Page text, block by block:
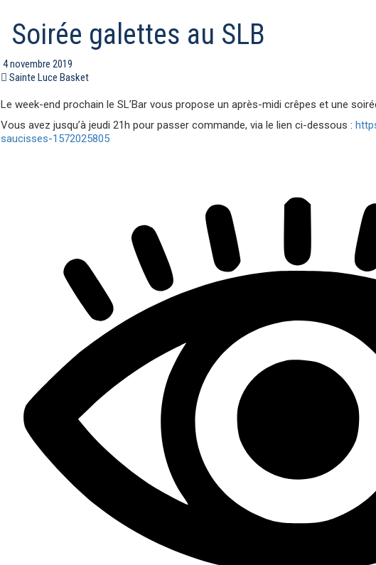
Soirée galettes au SLB
4 novembre 2019
Sainte Luce Basket
Le week-end prochain le SL’Bar vous propose un après-midi crêpes et une
Vous avez jusqu’à jeudi 21h pour passer commande, via le lien ci-dessous :
saucisses-1572025805